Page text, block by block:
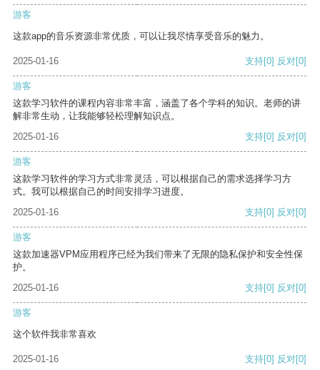
游客
这款app的音乐资源非常优质，可以让我尽情享受音乐的魅力。
2025-01-16 支持[0] 反对[0]
游客
这款学习软件的课程内容非常丰富，涵盖了各个学科的知识。老师的讲
解非常生动，让我能够轻松理解知识点。
2025-01-16
支持[0] 反对[0]
游客
这款学习软件的学习方式非常灵活，可以根据自己的需求选择学习方
式。我可以根据自己的时间安排学习进度。
2025-01-16
支持[0] 反对[0]
游客
这款加速器VPM应用程序已经为我们带来了无限的隐私保护和安全性保
护。
2025-01-16
支持[0] 反对[0]
游客
这个软件我非常喜欢
2025-01-16 支持[0] 反对[0]